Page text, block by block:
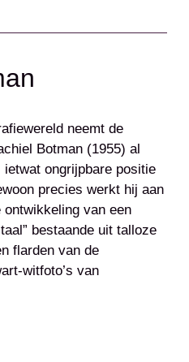
neemt de
Botman (1955) al
ongrijpbare positie
precies werkt hij aan
van een
bestaande uit talloze
flarden van de
witfoto’s van